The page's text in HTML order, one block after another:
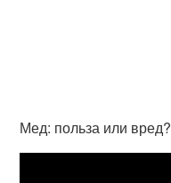
Мед: польза или вред?